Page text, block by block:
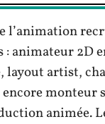
l’animation
: animateur 2D
layout artist,
monteur
animée.